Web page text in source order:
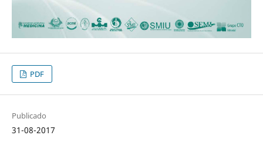
PDF
Publicado
31-08-2017